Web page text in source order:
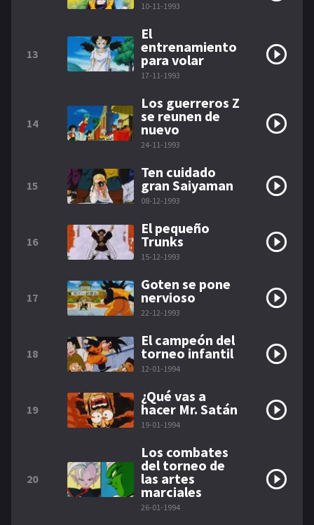
10-11-1993
13
El
entrenamiento
para volar
17-11-1993
14
Los guerreros Z
se reunen de
nuevo
24-11-1993
15
Ten cuidado
gran Saiyaman
08-12-1993
16
El pequeño
Trunks
15-12-1993
17
Goten se pone
nervioso
22-12-1993
18
El campeón del
torneo infantil
12-01-1994
19
¿Qué vas a
hacer Mr. Satán
19-01-1994
20
Los combates
del torneo de
las artes
marciales
26-01-1994